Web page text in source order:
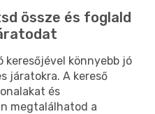
össze és foglald
keresőjével könnyebb jó
járatokra. A kereső
és
megtalálhatod a